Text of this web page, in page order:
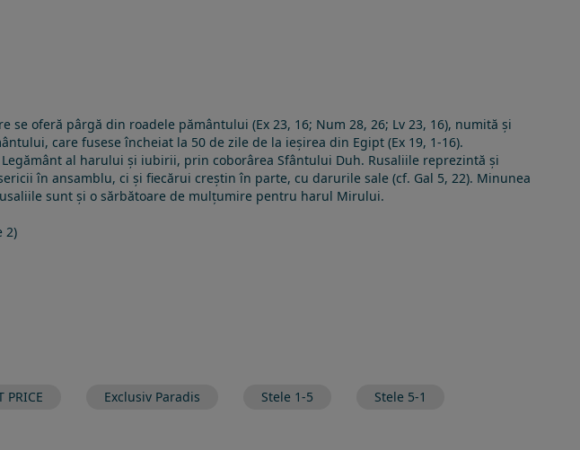
se oferă pârgă din roadele pământului (Ex 23, 16; Num 28, 26; Lv 23, 16), numită și
care fusese încheiat la 50 de zile de la ieșirea din Egipt (Ex 19, 1-16).
al harului și iubirii, prin coborârea Sfântului Duh. Rusaliile reprezintă și
în ansamblu, ci și fiecărui creștin în parte, cu darurile sale (cf. Gal 5, 22). Minunea
sunt și o sărbătoare de mulțumire pentru harul Mirului.
2)
PRICE Exclusiv Paradis Stele 1-5 Stele 5-1